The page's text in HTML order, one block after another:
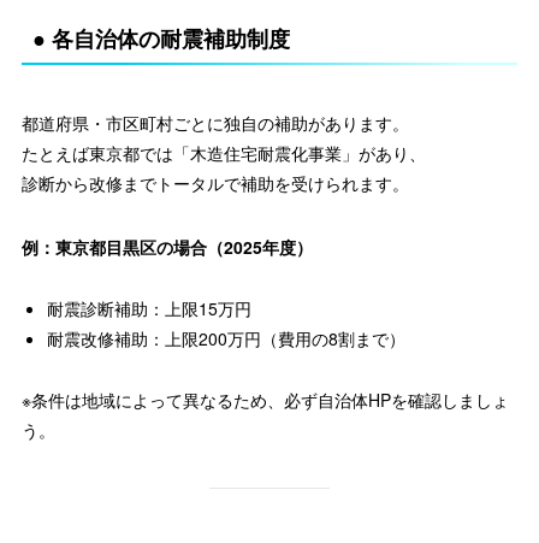
● 各自治体の耐震補助制度
都道府県・市区町村ごとに独自の補助があります。
たとえば東京都では「木造住宅耐震化事業」があり、
診断から改修までトータルで補助を受けられます。
例：東京都目黒区の場合（2025年度）
耐震診断補助：上限15万円
耐震改修補助：上限200万円（費用の8割まで）
※条件は地域によって異なるため、必ず自治体HPを確認しましょ
う。